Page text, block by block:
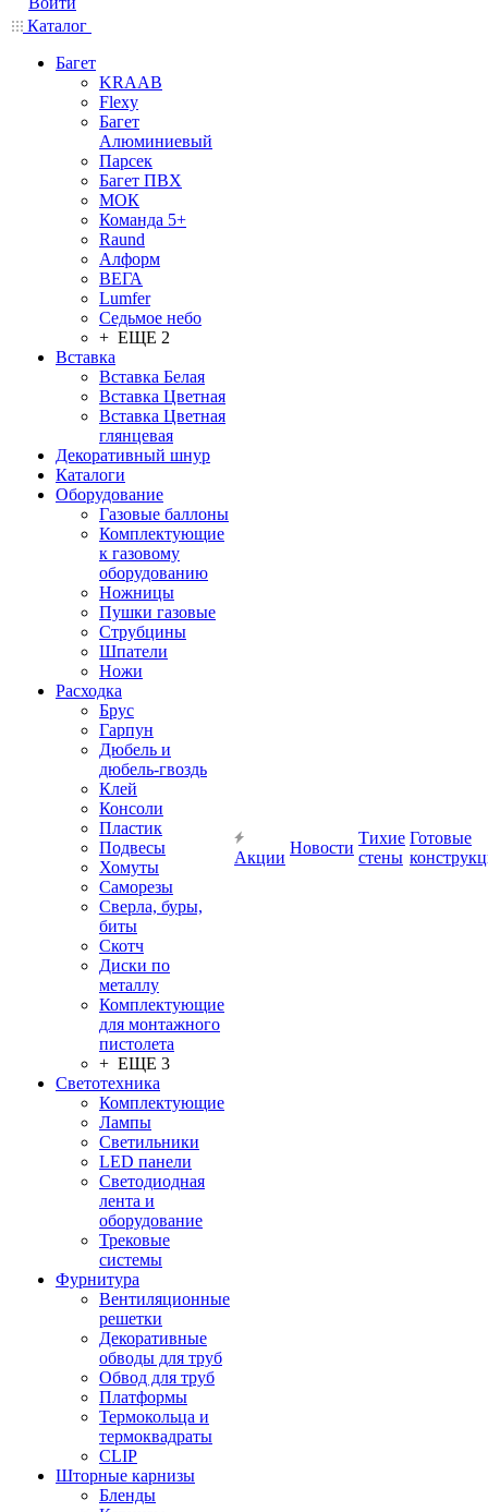
Каталог
Багет
KRAAB
Flexy
Багет
Алюминиевый
Парсек
Багет ПВХ
МОК
Команда 5+
Raund
Алформ
ВЕГА
Lumfer
Седьмое небо
+ ЕЩЕ 2
Вставка
Вставка Белая
Вставка Цветная
Вставка Цветная
глянцевая
Декоративный шнур
Каталоги
Оборудование
Газовые баллоны
Комплектующие
к газовому
оборудованию
Ножницы
Пушки газовые
Струбцины
Шпатели
Ножи
Расходка
Брус
Гарпун
Дюбель и
дюбель-гвоздь
Клей
Консоли
Пластик
Подвесы
Хомуты
Саморезы
Сверла, буры,
биты
Скотч
Диски по
металлу
Комплектующие
для монтажного
пистолета
+ ЕЩЕ 3
Светотехника
Комплектующие
Лампы
Светильники
LED панели
Светодиодная
лента и
оборудование
Трековые
системы
Фурнитура
Вентиляционные
решетки
Декоративные
обводы для труб
Обвод для труб
Платформы
Термокольца и
термоквадраты
CLIP
Шторные карнизы
Бленды
Акции
Новости
Тихие
стены
Готовые